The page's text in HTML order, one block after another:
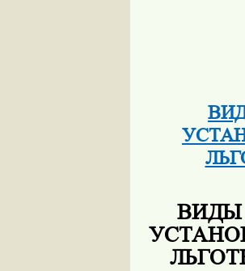
ВИДЫ